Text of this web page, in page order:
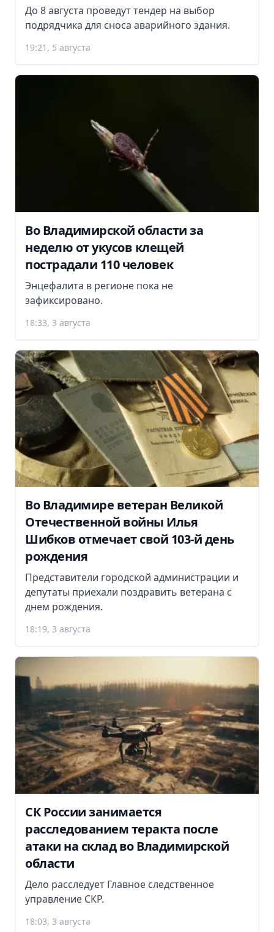
До 8 августа проведут тендер на выбор
подрядчика для сноса аварийного здания.
19:21, 5 августа
Во Владимирской области за
неделю от укусов клещей
пострадали 110 человек
Энцефалита в регионе пока не
зафиксировано.
18:33, 3 августа
Во Владимире ветеран Великой
Отечественной войны Илья
Шибков отмечает свой 103-й день
рождения
Представители городской администрации и
депутаты приехали поздравить ветерана с
днем рождения.
18:19, 3 августа
СК России занимается
расследованием теракта после
атаки на склад во Владимирской
области
Дело расследует Главное следственное
управление СКР.
18:03, 3 августа